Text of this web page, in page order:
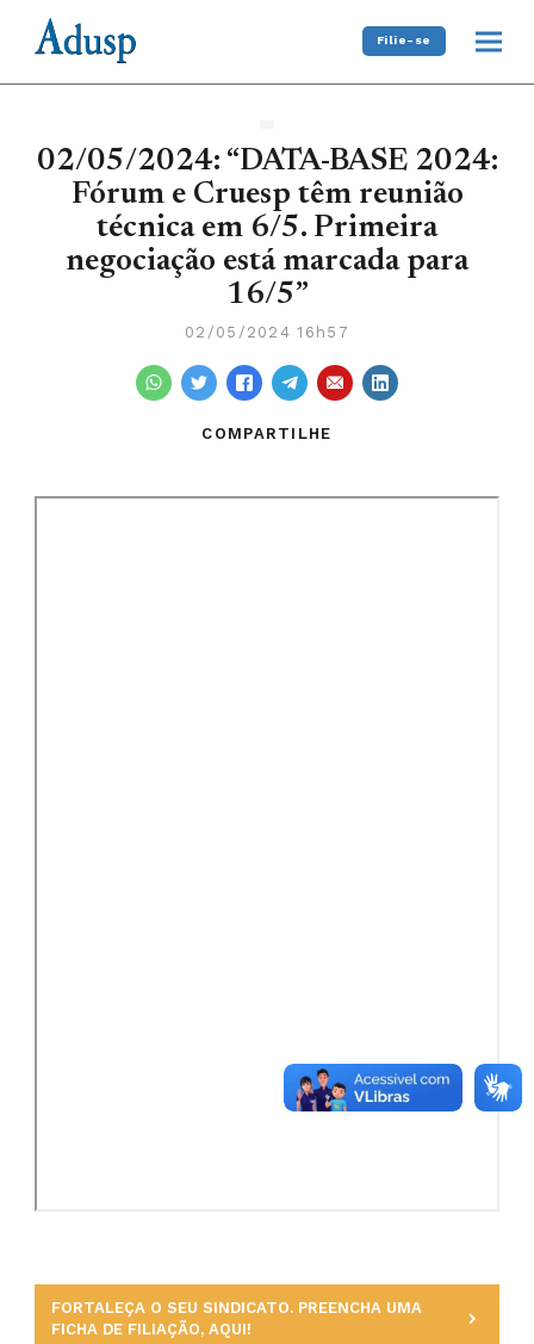
Filie-se
02/05/2024: “DATA-BASE 2024:
Fórum e Cruesp têm reunião
técnica em 6/5. Primeira
negociação está marcada para
16/5”
02/05/2024 16h57
COMPARTILHE
FORTALEÇA O SEU SINDICATO. PREENCHA UMA
FICHA DE FILIAÇÃO, AQUI!